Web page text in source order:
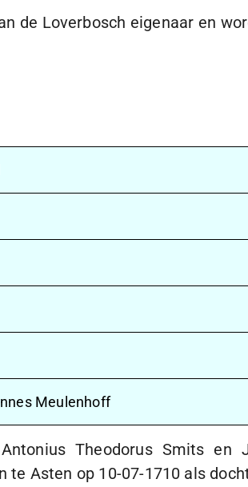
de Loverbosch eigenaar en
Meulenhoff
Theodorus Smits en
te Asten op 10-07-1710 als